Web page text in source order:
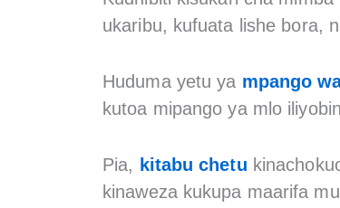
ukaribu, kufuata lishe bora,
Huduma yetu ya mpango
kutoa mipango ya mlo
Pia, kitabu chetu
kinaweza kukupa maarifa